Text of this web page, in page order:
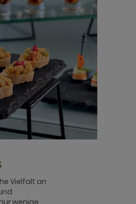
Vielfalt an